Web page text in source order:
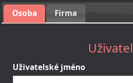
Osoba Firma
Uživatel
Uživatelské jméno